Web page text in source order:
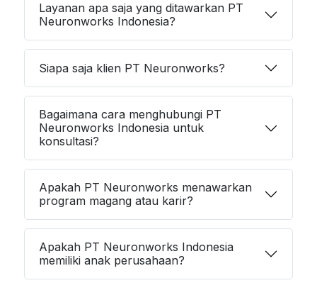
Layanan apa saja yang ditawarkan PT
Neuronworks Indonesia?
Siapa saja klien PT Neuronworks?
Bagaimana cara menghubungi PT
Neuronworks Indonesia untuk
konsultasi?
Apakah PT Neuronworks menawarkan
program magang atau karir?
Apakah PT Neuronworks Indonesia
memiliki anak perusahaan?